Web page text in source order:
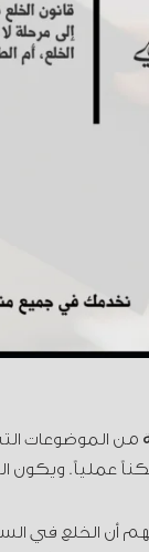
من الموضوعات
عملياً. ويكون
فهم أن الخلع